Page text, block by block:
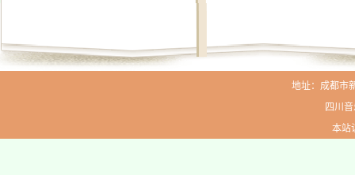
地址：成都市
四川
本站